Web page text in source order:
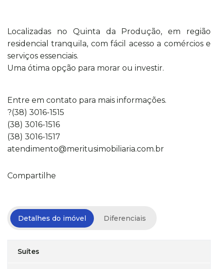
Localizadas no Quinta da Produção, em região
residencial tranquila, com fácil acesso a comércios e
serviços essenciais.
Uma ótima opção para morar ou investir.
Entre em contato para mais informações.
?(38) 3016-1515
(38) 3016-1516
(38) 3016-1517
atendimento@meritusimobiliaria.com.br
Compartilhe
Detalhes do imóvel Diferenciais
Suítes